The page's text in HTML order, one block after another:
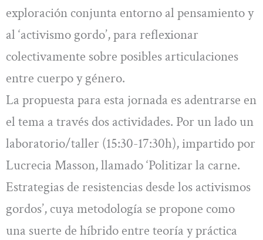
exploración conjunta entorno al pensamiento y
al ‘activismo gordo’, para reflexionar
colectivamente sobre posibles articulaciones
entre cuerpo y género.
La propuesta para esta jornada es adentrarse en
el tema a través dos actividades. Por un lado un
laboratorio/taller (15:30-17:30h), impartido por
Lucrecia Masson, llamado ‘Politizar la carne.
Estrategias de resistencias desde los activismos
gordos’, cuya metodología se propone como
una suerte de híbrido entre teoría y práctica